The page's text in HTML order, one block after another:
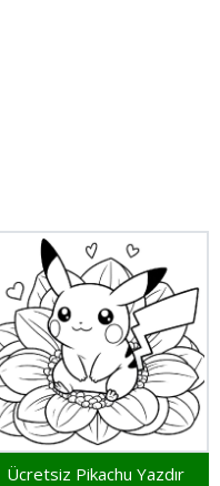
Ücretsiz Pikachu Yazdır